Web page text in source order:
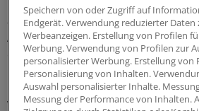
Die Kreditzinsen werden hingegen
angepasst werden. Wer im Depot
Anleihen hält, der wird
erleiden. Das gilt auch für
Renten-ETF und rentenlastigen
Voraussichtlich wird die Eurozone
Speichern von oder Zugriff auf
Endgerät. Verwendung reduzierter Daten
Werbeanzeigen. Erstellung von Profilen
Werbung. Verwendung von Profilen zur
personalisierter Werbung. Erstellung von
Personalisierung von Inhalten.
Auswahl personalisierter Inhalte.
Messung der Performance von Inhalten.